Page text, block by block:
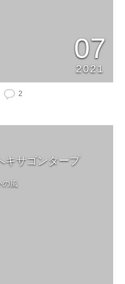
07
2021
2
キサゴンタープ
の風